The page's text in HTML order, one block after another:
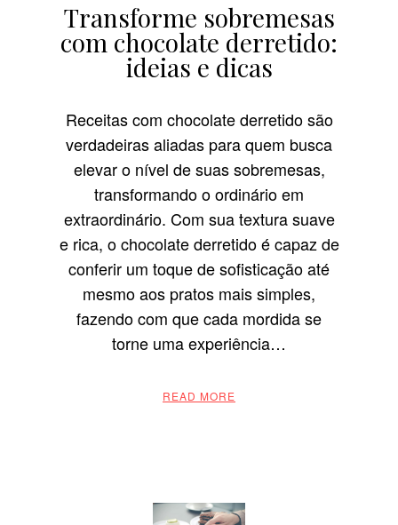
Transforme sobremesas
com chocolate derretido:
ideias e dicas
Receitas com chocolate derretido são
verdadeiras aliadas para quem busca
elevar o nível de suas sobremesas,
transformando o ordinário em
extraordinário. Com sua textura suave
e rica, o chocolate derretido é capaz de
conferir um toque de sofisticação até
mesmo aos pratos mais simples,
fazendo com que cada mordida se
torne uma experiência…
READ MORE